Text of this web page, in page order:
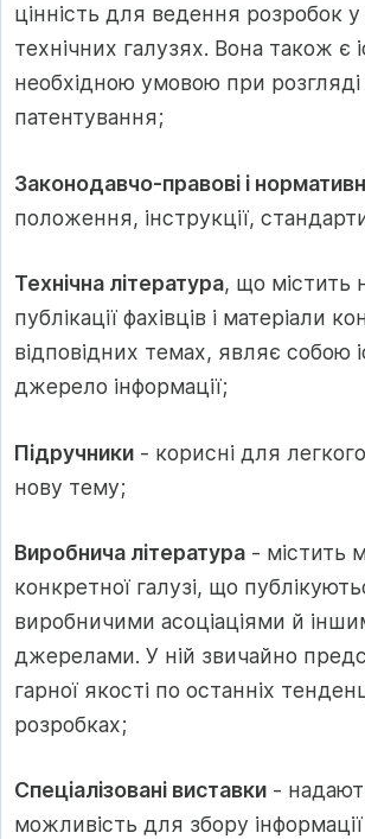
цінність для ведення розробок
технічних галузях. Вона також є
необхідною умовою при
патентування;
Законодавчо-правові і
положення, інструкції,
Технічна література, що містить
публікації фахівців і матеріали
відповідних темах, являє собою
джерело інформації;
Підручники - корисні для
нову тему;
Виробнича література - містить
конкретної галузі, що
виробничими асоціаціями й
джерелами. У ній звичайно
гарної якості по останніх
розробках;
Спеціалізовані виставки -
можливість для збору